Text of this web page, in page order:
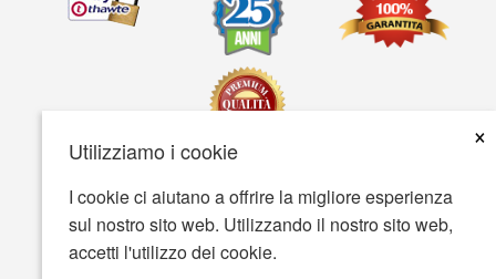
Utilizziamo i cookie
×
I cookie ci aiutano a offrire la migliore esperienza
sul nostro sito web. Utilizzando il nostro sito web,
accetti l'utilizzo dei cookie.
Accessibilità Termini d'uso Tutela della privacy